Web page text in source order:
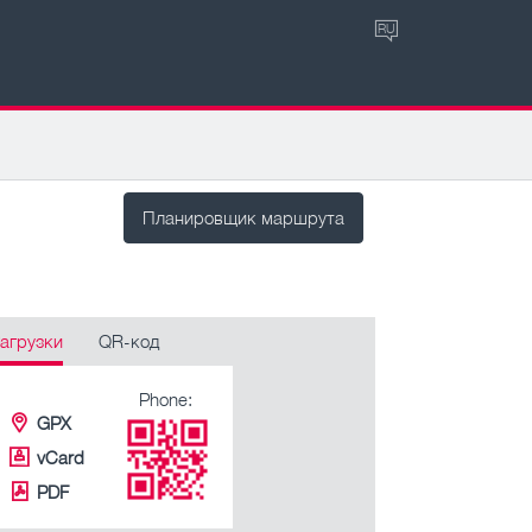
RU
Планировщик маршрута
QR-код
GPX
vCard
PDF
Phone: